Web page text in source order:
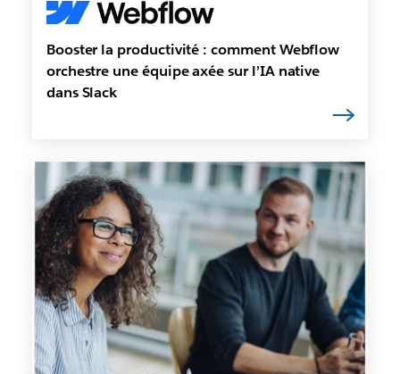
Booster la productivité : comment Webflow
orchestre une équipe axée sur l’IA native
dans Slack